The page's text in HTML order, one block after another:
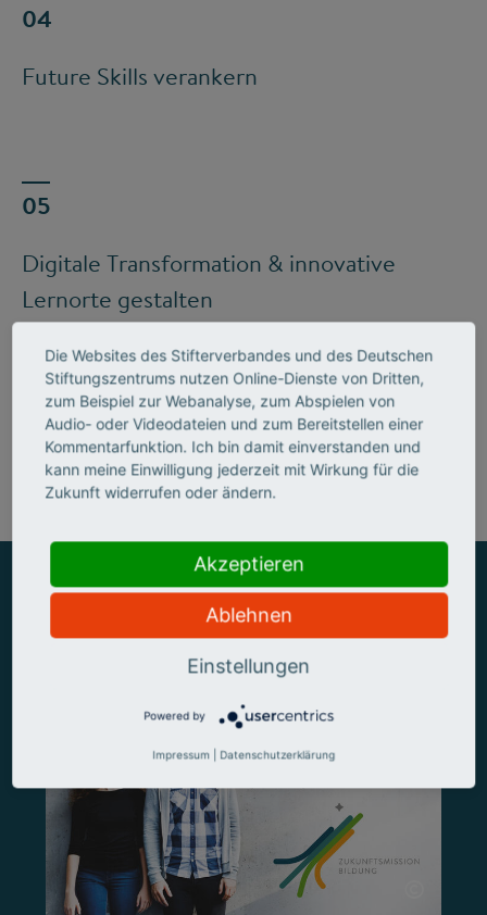
Future Skills verankern
Digitale Transformation & innovative
Lernorte gestalten
Mehr zum Handlungsfeld "Bildung &
Kompetenzen"
ZUSAMMEN MEHR ERREICHEN
Die Websites des Stifterverbandes und des Deutschen
Stiftungszentrums nutzen Online-Dienste von Dritten,
zum Beispiel zur Webanalyse, zum Abspielen von
Audio- oder Videodateien und zum Bereitstellen einer
Kommentarfunktion. Ich bin damit einverstanden und
kann meine Einwilligung jederzeit mit Wirkung für die
Zukunft widerrufen oder ändern.
Akzeptieren
Ablehnen
Einstellungen
Powered by
Impressum Datenschutzerklärung